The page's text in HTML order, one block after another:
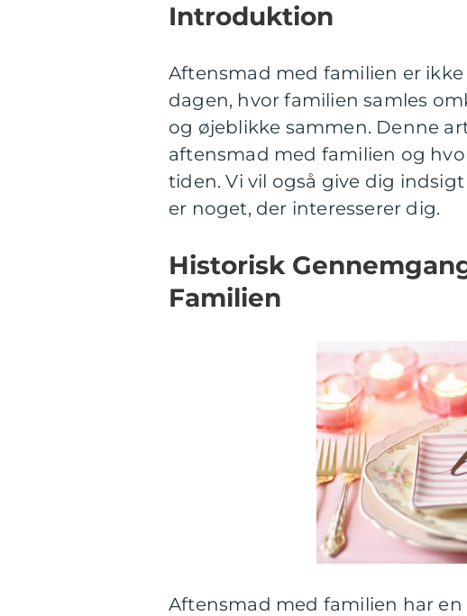
Introduktion
Aftensmad med familien er
dagen, hvor familien samles
og øjeblikke sammen. Denne
aftensmad med familien og
tiden. Vi vil også give dig
er noget, der interesserer dig.
Historisk
Familien
Aftensmad med familien har